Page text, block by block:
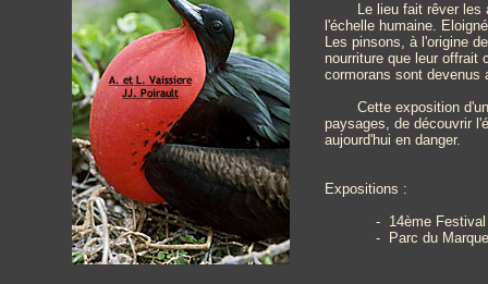
Le lieu fait rêver les
l'échelle humaine.
Les pinsons, à l'origine
nourriture que leur offrait
cormorans sont devenus
Cette exposition
paysages, de découvrir
aujourd'hui en danger.
Expositions :
- 14ème Festival
- Parc du